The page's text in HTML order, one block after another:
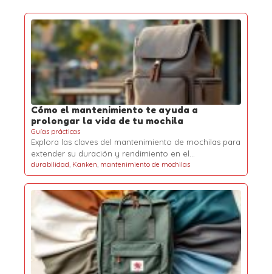
Cómo el mantenimiento te ayuda a
prolongar la vida de tu mochila
Guías prácticas
Explora las claves del mantenimiento de mochilas para
extender su duración y rendimiento en el…
durabilidad, Kanken, mantenimiento de mochilas